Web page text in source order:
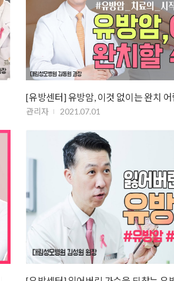
[유방센터] 유방암, 이것 없이는 완치
관리자 2021.07.01